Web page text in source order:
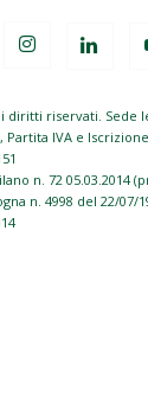
riservati. Sede
Partita IVA e
n. 72 05.03.2014
n. 4998 del 22/07/